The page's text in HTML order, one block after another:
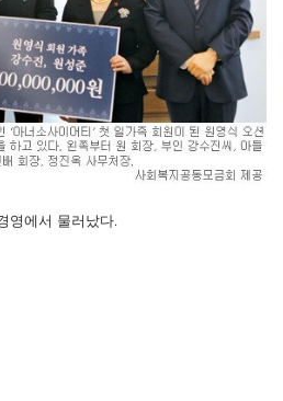
영에서 물러났다.